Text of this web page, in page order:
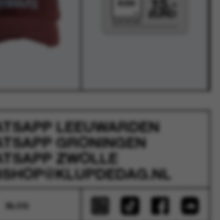
LEEUWARDEN
GRONINGEN
ZWOLLE